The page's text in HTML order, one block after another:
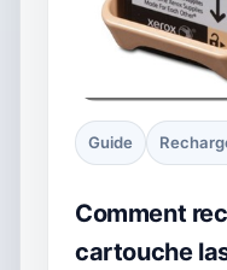
Guide
Comment
cartouche